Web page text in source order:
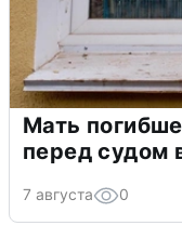
Мать
перед судом
7 августа 0